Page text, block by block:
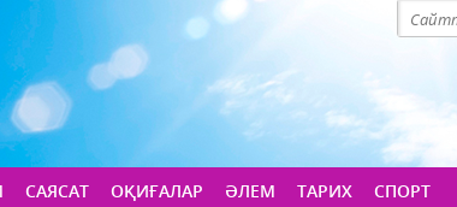
САЯСАТ ОҚИҒАЛАР ӘЛЕМ ТАРИХ СПОРТ